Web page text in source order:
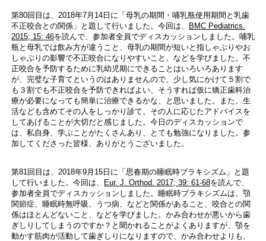
第80回目は、2018年7月14日に「母乳の期間・哺乳瓶使用期間と乳歯
不正咬合との関係」と題して行いました。今回は、 BMC Pediatrics.
2015; 15: 46を読んで、参加者全員でディスカッションしました。哺乳
瓶と母乳では飲み方が違うこと、母乳の期間が短いと指しゃぶりやお
しゃぶりの影響で不正咬合になりやすいこと、などを学びました。不
正咬合を予防するために乳幼児期にできることはいろいろあります
が、完璧な子育てというのはありませんので、少し気にかけて５割で
も３割でも不正咬合を予防できればよい、そうすれば仮に矯正歯科治
療が必要になっても簡単に治療できるかな、と思いました。また、生
活なども含めてその人をしっかり診て、その人に応じたアドバイスを
してあげることが大切だと感じました。今日のディスカッションで
は、私自身、学ぶことがたくさんあり、とても勉強になりました。参
加してくださった皆様、ありがとうございました。
第81回目は、2018年9月15日に「思春期の睡眠時ブラキシズム」と題
して行いました。今回は、 Eur. J. Orthod. 2017; 39: 61-68を読んで、
参加者全員でディスカッションしました。睡眠時ブラキシズムは、顎
関節症、睡眠時無呼吸、うつ病、などと関係があること、咬合との関
係はほとんどないこと、などを学びました。かみ合わせが悪いから歯
ぎしりしてしまうのですか？と聞かれることがよくありますが、顎を
動かす筋肉が活動して歯ぎしりになりますので、かみ合わせよりも、